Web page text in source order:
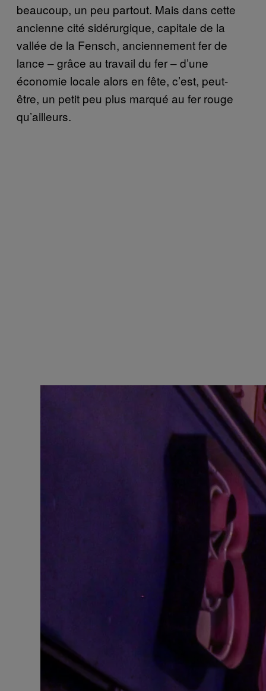
beaucoup, un peu partout. Mais dans cette
ancienne cité sidérurgique, capitale de la
vallée de la Fensch, anciennement fer de
lance – grâce au travail du fer – d’une
économie locale alors en fête, c’est, peut-
être, un petit peu plus marqué au fer rouge
qu’ailleurs.